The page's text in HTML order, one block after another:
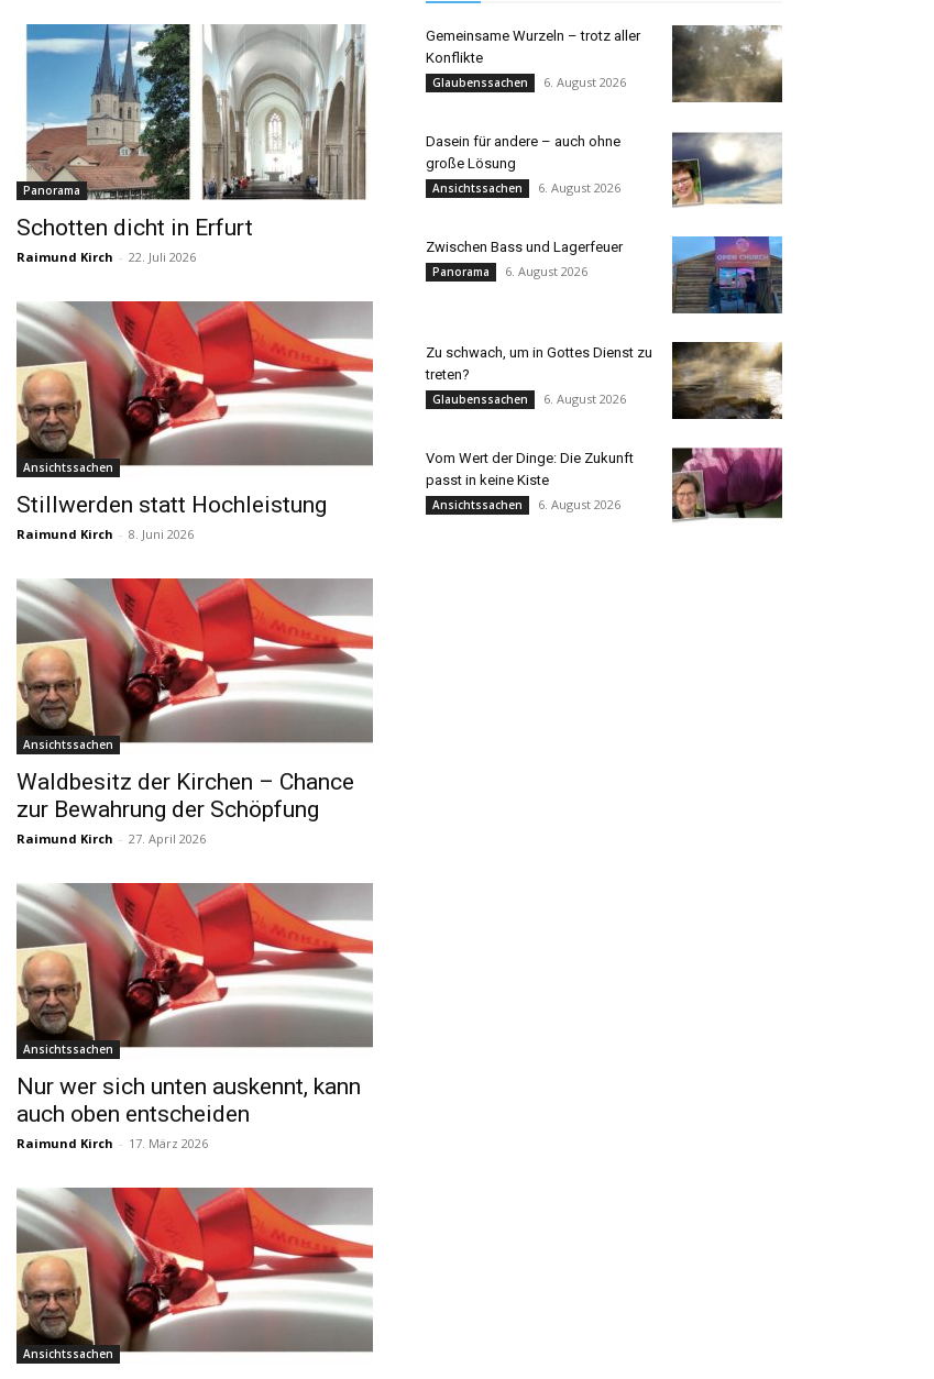
Sonntagsblatt
Panorama
Schotten dicht in Erfurt
Raimund Kirch - 22. Juli 2026
Ansichtssachen
Stillwerden statt Hochleistung
Raimund Kirch - 8. Juni 2026
Ansichtssachen
Waldbesitz der Kirchen – Chance
zur Bewahrung der Schöpfung
Raimund Kirch - 27. April 2026
Ansichtssachen
Nur wer sich unten auskennt, kann
auch oben entscheiden
Raimund Kirch - 17. März 2026
Ansichtssachen
Gemeinsame Wurzeln – trotz aller
Konflikte
Glaubenssachen 6. August 2026
Dasein für andere – auch ohne
große Lösung
Ansichtssachen 6. August 2026
Zwischen Bass und Lagerfeuer
Panorama 6. August 2026
Zu schwach, um in Gottes Dienst zu
treten?
Glaubenssachen 6. August 2026
Vom Wert der Dinge: Die Zukunft
passt in keine Kiste
Ansichtssachen 6. August 2026